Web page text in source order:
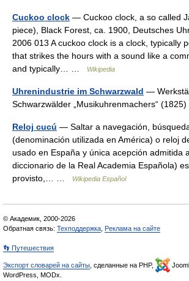
Cuckoo clock — Cuckoo clock, a so called
piece), Black Forest, ca. 1900, Deutsches
2006 013 A cuckoo clock is a clock, typically
that strikes the hours with a sound like a
and typically… …
Wikipedia
Uhrenindustrie im Schwarzwald —
Schwarzwälder „Musikuhrenmachers“
Reloj cucú — Saltar a navegación,
(denominación utilizada en América) o reloj
usado en España y única acepción admitida
diccionario de la Real Academia Española)
provisto,… …
Wikipedia Español
© Академик, 2000-2026
Обратная связь: Техподдержка Реклама на сайте
👣 Путешествия
Экспорт словарей на сайты , сделанные на PHP,
WordPress, MODx.